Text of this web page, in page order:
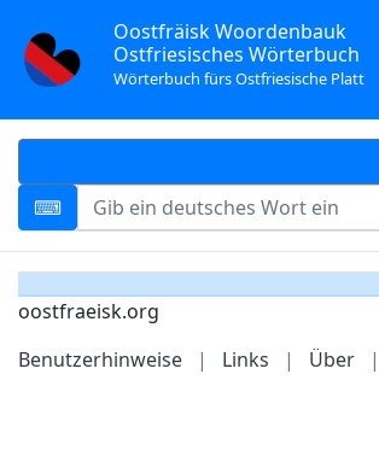
Oostfräisk Woordenbauk
Ostfriesisches Wörterbuch
Wörterbuch fürs Ostfriesische Platt
oostfraeisk.org
Benutzerhinweise
| Links | Über |